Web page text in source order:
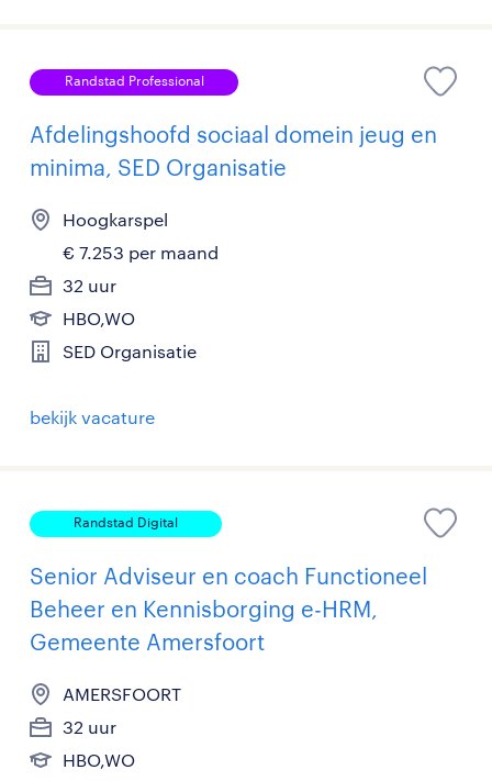
Randstad Professional
Afdelingshoofd sociaal domein jeug en
minima, SED Organisatie
Hoogkarspel
€ 7.253 per maand
32 uur
HBO,WO
SED Organisatie
bekijk vacature
Randstad Digital
Senior Adviseur en coach Functioneel
Beheer en Kennisborging e-HRM,
Gemeente Amersfoort
AMERSFOORT
32 uur
HBO,WO